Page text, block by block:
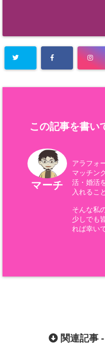
この記事を書い
マーチ
アラフォ
マッチン
活・婚活
入れるこ
そんな私
少しでも
れば幸い
関連記事 -